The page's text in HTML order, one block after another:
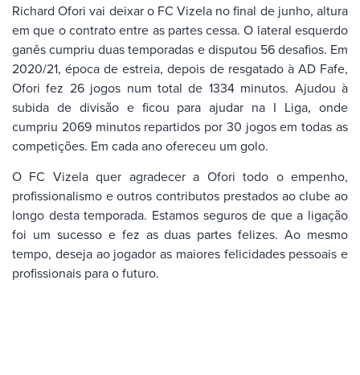
Richard Ofori vai deixar o FC Vizela no final de junho, altura
em que o contrato entre as partes cessa. O lateral esquerdo
ganês cumpriu duas temporadas e disputou 56 desafios. Em
2020/21, época de estreia, depois de resgatado à AD Fafe,
Ofori fez 26 jogos num total de 1334 minutos. Ajudou à
subida de divisão e ficou para ajudar na I Liga, onde
cumpriu 2069 minutos repartidos por 30 jogos em todas as
competições. Em cada ano ofereceu um golo.
O FC Vizela quer agradecer a Ofori todo o empenho,
profissionalismo e outros contributos prestados ao clube ao
longo desta temporada. Estamos seguros de que a ligação
foi um sucesso e fez as duas partes felizes. Ao mesmo
tempo, deseja ao jogador as maiores felicidades pessoais e
profissionais para o futuro.